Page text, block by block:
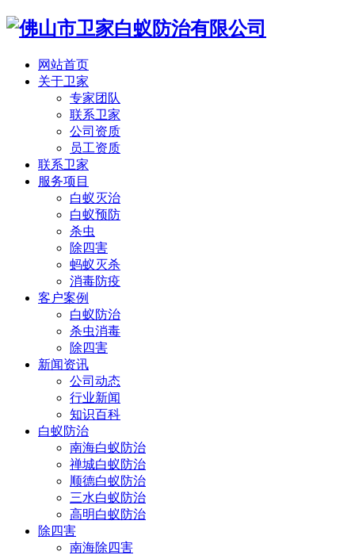
网站首页
关于卫家
专家团队
联系卫家
公司资质
员工资质
联系卫家
服务项目
白蚁灭治
白蚁预防
杀虫
除四害
蚂蚁灭杀
消毒防疫
客户案例
白蚁防治
杀虫消毒
除四害
新闻资讯
公司动态
行业新闻
知识百科
白蚁防治
南海白蚁防治
禅城白蚁防治
顺德白蚁防治
三水白蚁防治
高明白蚁防治
除四害
南海除四害